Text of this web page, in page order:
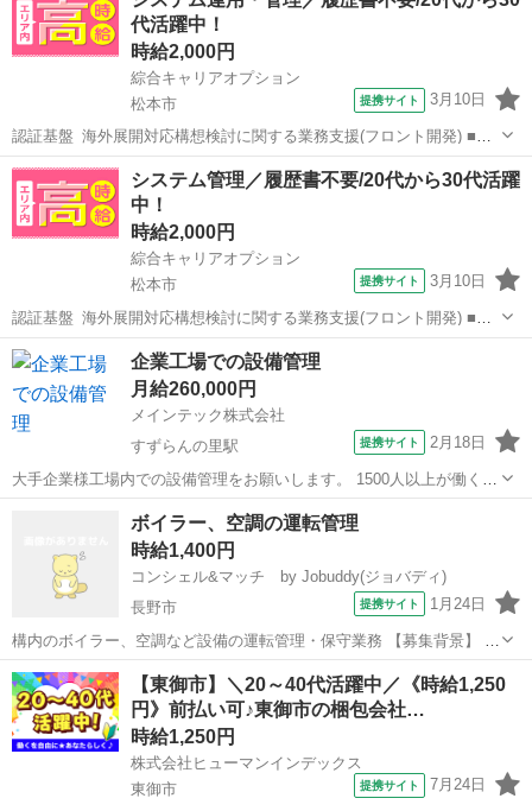
梱包や出荷準備、...代活躍中！
時給2,000円
綜合キャリアオプション
松本市
提携サイト 3月10日
認証基盤_海外展開対応構想検討に関する業務支援(フロント開発) ■お
仕事PR ≪適度な残業でお給料UP≫ 残業は月20時間未満で、 ほどよ
く稼げます♪ ≪未経験でも活躍できる≫ 新しいことにチャレンジする
のは不安だけど、 ...
長野 松本市 その他
システム管理／履歴書不要/20代から30代活躍
中！
時給2,000円
綜合キャリアオプション
松本市
提携サイト 3月10日
認証基盤_海外展開対応構想検討に関する業務支援(フロント開発) ■お
仕事PR ≪適度な残業でお給料UP≫ 残業は月20時間未満で、 ほどよ
く稼げます♪ ≪未経験でも活躍できる≫ 新しいことにチャレンジする
のは不安だけど、 ...
長野 その他
企業工場での設備管理
月給260,000円
メインテック株式会社
すずらんの里駅
提携サイト 2月18日
大手企業様工場内での設備管理をお願いします。 1500人以上が働く工
場！ 規模は大きいですが、30人以上の管理スタッフで作業にあたりま
からスタート！ 頼れる現...
すずらんの里駅 その他
ボイラー、空調の運転管理
時給1,400円
コンシェル&マッチ by Jobuddy(ジョバディ)
長野市
提携サイト 1月24日
構内のボイラー、空調など設備の運転管理・保守業務 【募集背景】 既
存業務拡大に伴う増員募集 【勤務時の服装】 制服（無料支給） 【転
勤】 なし 【勤務スタイル】 出社勤務 【転職サービス「ジョバディ」
を利用して 入...
長野 長野市 その他
【東御市】＼20～40代活躍中／《時給1,250
円》前払い可♪東御市の梱包会社…
時給1,250円
株式会社ヒューマンインデックス
東御市
提携サイト 7月24日